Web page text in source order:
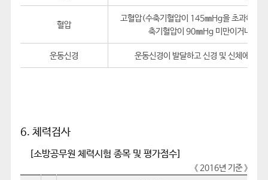
혈압
고혈압(수축기혈압이 145㎜Hg을 초과하거
축기혈압이 90㎜Hg 미만이거나 확
운동신경 운동신경이 발달하고 신경 및 신체에 각
6. 체력검사
[소방공무원 체력시험 종목 및 평가점수]
《 2016년 기준 》